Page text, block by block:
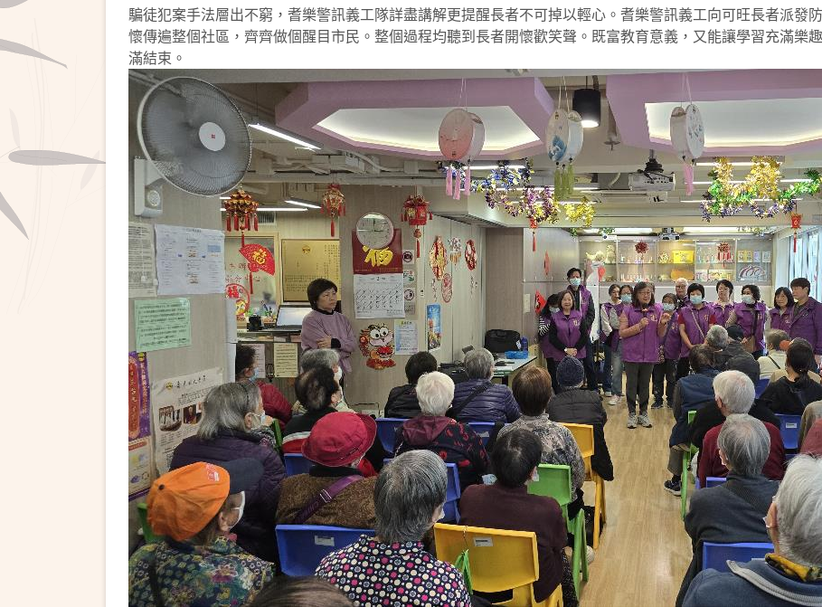
騙徒犯案手法層出不窮，耆樂警訊義工隊詳盡講解更提醒長者不可掉以輕心。耆樂警訊義工向可旺長者派發
懷傳遍整個社區，齊齊做個醒目市民。整個過程均聽到長者開懷歡笑聲。既富教育意義，又能讓學習充滿樂
滿結束。